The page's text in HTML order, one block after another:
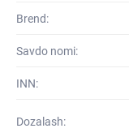
Brend:
Savdo nomi:
INN:
Dozalash: